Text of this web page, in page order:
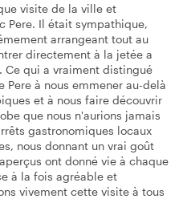
visite de la ville et
Pere. Il était sympathique,
arrangeant tout au
directement à la jetée a
Ce qui a vraiment distingué
à nous emmener au-delà
et à nous faire découvrir
que nous n'aurions jamais
gastronomiques locaux
nous donnant un vrai goût
ont donné vie à chaque
à la fois agréable et
vivement cette visite à tous